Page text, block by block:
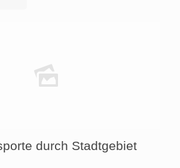
durch Stadtgebiet